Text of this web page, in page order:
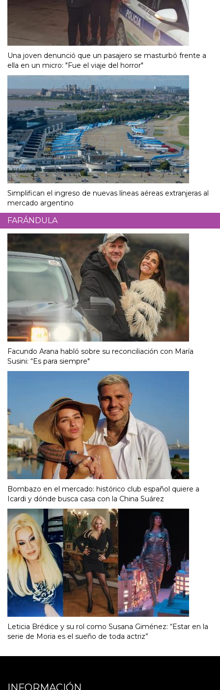
Una joven denunció que un pasajero se masturbó frente a
ella en un micro: "Fue el viaje del horror"
Simplifican el ingreso de nuevas líneas aéreas extranjeras al
mercado argentino
FARÁNDULA
Facundo Arana habló sobre su reconciliación con María
Susini: “Es para siempre"
Bombazo en el mercado: histórico club español quiere a
Icardi y dónde busca casa con la China Suárez
Leticia Brédice y su rol como Susana Giménez: “Estar en la
serie de Moria es el sueño de toda actriz”
INFORMACIÓN